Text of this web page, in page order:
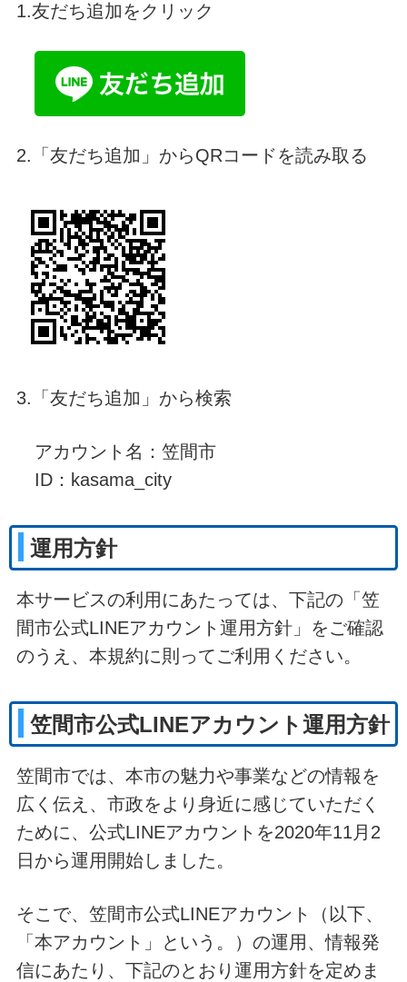
1.友だち追加をクリック
2.「友だち追加」からQRコードを読み取る
3.「友だち追加」から検索
アカウント名：笠間市
ID：kasama_city
運用方針
本サービスの利用にあたっては、下記の「笠
間市公式LINEアカウント運用方針」をご確認
のうえ、本規約に則ってご利用ください。
笠間市公式LINEアカウント運用方針
笠間市では、本市の魅力や事業などの情報を
広く伝え、市政をより身近に感じていただく
ために、公式LINEアカウントを2020年11月2
日から運用開始しました。
そこで、笠間市公式LINEアカウント（以下、
「本アカウント」という。）の運用、情報発
信にあたり、下記のとおり運用方針を定めま